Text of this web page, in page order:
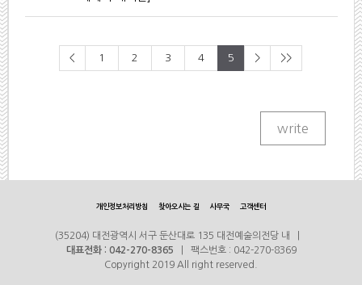
< 1 2 3 4 5 > >>
개인정보처리방침 찾아오시는 길 사무국 고객센터
(35204) 대전광역시 서구 둔산대로 135 대전예술의전당 내 |
대표전화 : 042-270-8365 | 팩스번호 : 042-270-8369
Copyright 2019 All right reserved.